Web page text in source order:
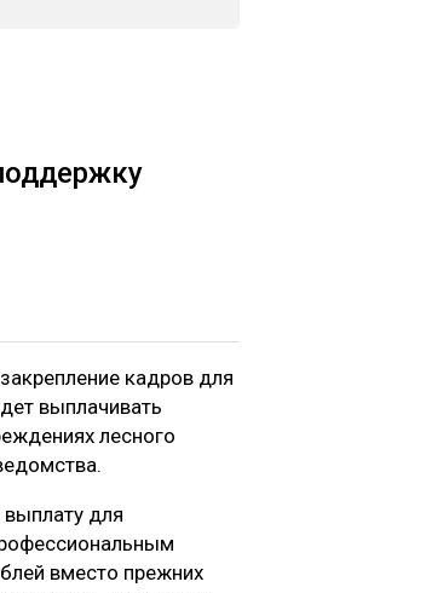
кадров для
выплачивать
лесного
для
вместо прежних